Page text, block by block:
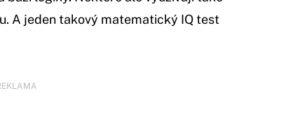
A jeden takový matematický IQ test